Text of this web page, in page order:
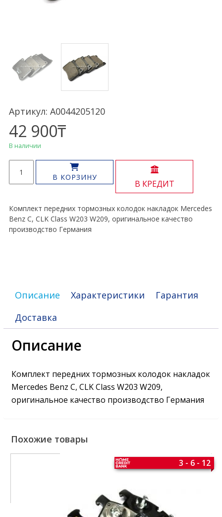
Артикул: A0044205120
42 900₸
В наличии
товара
Тормозные
передние
C,
CLK
В КОРЗИНУ
В КРЕДИТ
Комплект передних тормозных колодок накладок Mercedes
Benz C, CLK Class W203 W209, оригинальное качество
производство Германия
Описание Характеристики
Гарантия
Доставка
Описание
Комплект передних тормозных колодок накладок
Mercedes Benz C, CLK Class W203 W209,
оригинальное качество производство Германия
Похожие товары
3 - 6 - 12